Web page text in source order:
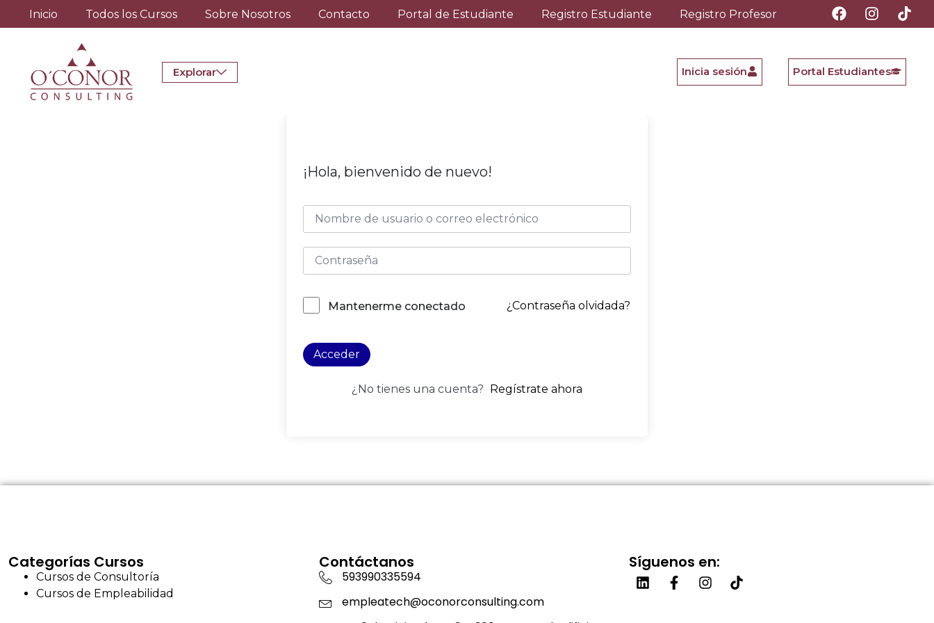
Inicio Todos los Cursos Sobre Nosotros Contacto Portal de Estudiante Registro Estudiante Registro Profesor
Explorar Inicia sesión Portal Estudiantes
¡Hola, bienvenido de nuevo!
Mantenerme conectado ¿Contraseña olvidada?
Acceder
¿No tienes una cuenta? Regístrate ahora
Categorías Cursos
Cursos de Consultoría
Cursos de Empleabilidad
Contáctanos
593990335594
empleatech@oconorconsulting.com
Síguenos en: